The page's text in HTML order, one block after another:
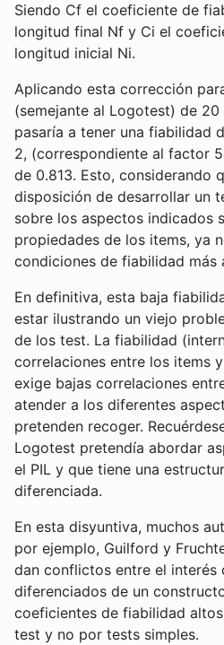
Siendo Cf el coeficiente de
longitud final Nf y Ci el
longitud inicial Ni.
Aplicando esta corrección
(semejante al Logotest) de
pasaría a tener una fiabilidad
2, (correspondiente al factor
de 0.813. Esto, considerando
disposición de desarrollar un
sobre los aspectos indicados
propiedades de los items, ya
condiciones de fiabilidad más
En definitiva, esta baja
estar ilustrando un viejo
de los test. La fiabilidad
correlaciones entre los items
exige bajas correlaciones
atender a los diferentes
pretenden recoger.
Logotest pretendía abordar
el PIL y que tiene una
diferenciada.
En esta disyuntiva, muchos
por ejemplo, Guilford y
dan conflictos entre el interés
diferenciados de un
coeficientes de fiabilidad
test y no por tests simples.